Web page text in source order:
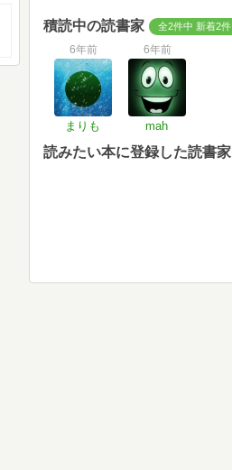
積読中の読書家 全2件中 新着2件
6年前
まりも
6年前
mah
読みたい本に登録した読書家